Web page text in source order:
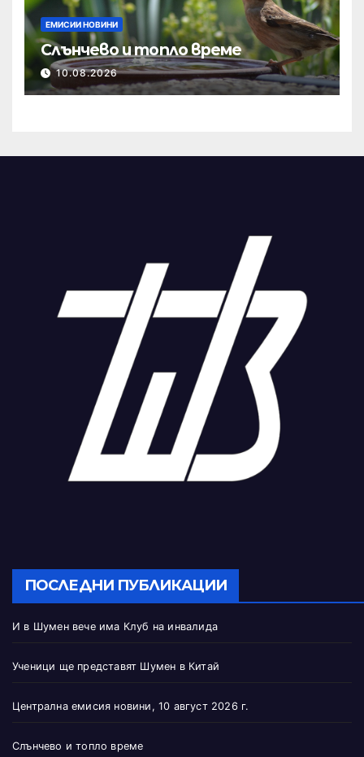
ЕМИСИИ НОВИНИ
Слънчево и топло време
10.08.2026
ПОСЛЕДНИ ПУБЛИКАЦИИ
И в Шумен вече има Клуб на инвалида
Ученици ще представят Шумен в Китай
Централна емисия новини, 10 август 2026 г.
Слънчево и топло време